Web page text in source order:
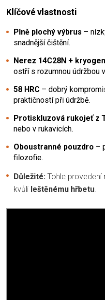
Klíčové vlastnosti
Plně plochý výbrus –
snadnější čištění.
Nerez 14C28N +
ostří s rozumnou údržbou
58 HRC – dobrý
praktičností při údržbě.
Protiskluzová rukojeť z
nebo v rukavicích.
Oboustranné pouzdro –
filozofie.
Důležité: Tohle provedení
kvůli leštěnému hřbetu.